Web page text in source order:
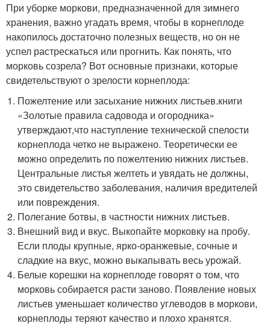
При уборке моркови, предназначенной для зимнего
хранения, важно угадать время, чтобы в корнеплоде
накопилось достаточно полезных веществ, но он не
успел растрескаться или прогнить. Как понять, что
морковь созрела? Вот основные признаки, которые
свидетельствуют о зрелости корнеплода:
Пожелтение или засыхание нижних листьев.книги
«Золотые правила садовода и огородника»
утверждают,что наступление технической спелости
корнеплода четко не выражено. Теоретически ее
можно определить по пожелтению нижних листьев.
Центральные листья желтеть и увядать не должны,
это свидетельство заболевания, наличия вредителей
или повреждения.
Полегание ботвы, в частности нижних листьев.
Внешний вид и вкус. Выкопайте морковку на пробу.
Если плоды крупные, ярко-оранжевые, сочные и
сладкие на вкус, можно выкапывать весь урожай.
Белые корешки на корнеплоде говорят о том, что
морковь собирается расти заново. Появление новых
листьев уменьшает количество углеводов в моркови,
корнеплоды теряют качество и плохо хранятся.